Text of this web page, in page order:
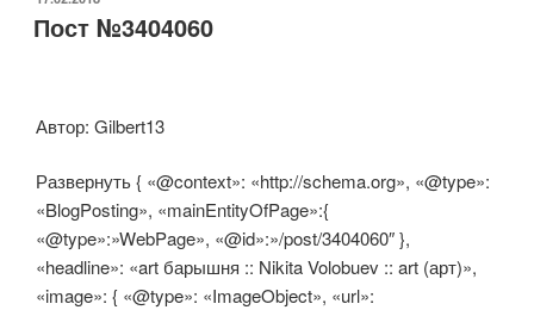
Пост №3404060
Автор: Gilbert13
Развернуть { «@context»: «http://schema.org», «@type»:
«BlogPosting», «mainEntityOfPage»:{
«@type»:»WebPage», «@id»:»/post/3404060″ },
«headline»: «art барышня :: Nikita Volobuev :: art (арт)»,
«image»: { «@type»: «ImageObject», «url»: